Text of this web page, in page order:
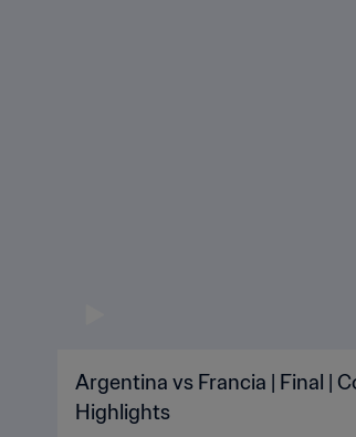
Argentina vs Francia | Final |
Highlights